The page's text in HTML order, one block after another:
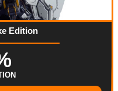
Edition